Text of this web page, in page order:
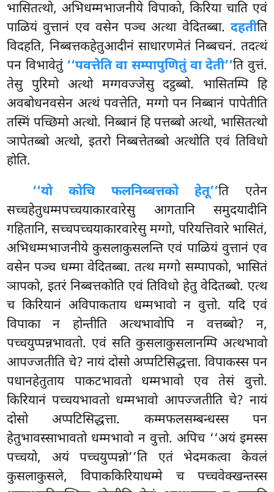
भासितत्थो, अभिधम्मभाजनीये विपाको, किरिया चाति एवं
पाळियं वुत्तानं एव वसेन पञ्च अत्था वेदितब्बा. दहतीति
विदहति, निब्बत्तकहेतुआदीनं साधारणमेतं निब्बचनं. तदत्थं
पन विभावेतुं ‘‘पवत्तेति वा सम्पापुणितुं वा देती’’ति वुत्तं.
तेसु पुरिमो अत्थो मग्गवज्जेसु दट्ठब्बो. भासितम्पि हि
अवबोधनवसेन अत्थं पवत्तेति, मग्गो पन निब्बानं पापेतीति
तस्मिं पच्छिमो अत्थो. निब्बानं हि पत्तब्बो अत्थो, भासितत्थो
ञापेतब्बो अत्थो, इतरो निब्बत्तेतब्बो अत्थोति एवं तिविधो
होति.
‘‘यो कोचि फलनिब्बत्तको हेतू’’ति एतेन
सच्चहेतुधम्मपच्चयाकारवारेसु आगतानि समुदयादीनि
गहितानि, सच्चपच्चयाकारवारेसु मग्गो, परियत्तिवारे भासितं,
अभिधम्मभाजनीये कुसलाकुसलन्ति एवं पाळियं वुत्तानं एव
वसेन पञ्च धम्मा वेदितब्बा. तत्थमग्गो सम्पापको, भासितं
ञापको, इतरं निब्बत्तकोति एवं तिविधो हेतु वेदितब्बो. एत्थ
च किरियानं अविपाकताय धम्मभावो न वुत्तो. यदि एवं
विपाका न होन्तीति अत्थभावोपि न वत्तब्बो? न,
पच्चयुप्पन्नभावतो. एवं सति कुसलाकुसलानम्पि अत्थभावो
आपज्जतीति चे? नायं दोसो अप्पटिसिद्धत्ता. विपाकस्स पन
पधानहेतुताय पाकटभावतो धम्मभावो एव तेसं वुत्तो.
किरियानं पच्चयभावतो धम्मभावो आपज्जतीति चे? नायं
दोसो अप्पटिसिद्धत्ता. कम्मफलसम्बन्धस्स पन
हेतुभावस्साभावतो धम्मभावो न वुत्तो. अपिच ‘‘अयं इमस्स
पच्चयो, अयं पच्चयुप्पन्नो’’ति एतं भेदमकत्वा केवलं
कुसलाकुसले, विपाककिरियाधम्मे च पच्चवेक्खन्तस्स